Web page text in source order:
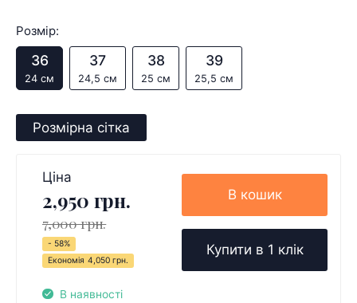
Розмір:
36
24 см
37
24,5 см
38
25 см
39
25,5 см
Розмірна сітка
Ціна
2,950 грн.
7,000 грн.
- 58%
Економія 4,050 грн.
В наявності
В кошик
Купити в 1 клік